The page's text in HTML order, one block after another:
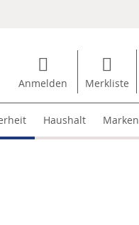
Anmelden Merkliste
Haushalt Marken